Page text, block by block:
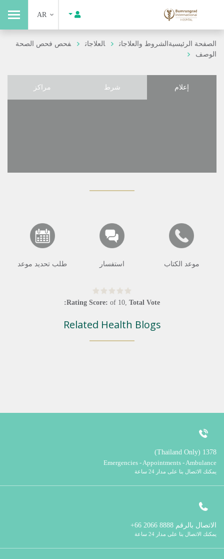
AR
الصفحة الرئيسيةالشروط والعلاجات العلاجات
فحص فحص الصحة
الوصف
إعلام شرط مراكز
موعد الكتاب استفسار طلب تحديد موعد
Rating Score: of 10, Total Vote:
Related Health Blogs
1378 (Thailand Only)
Emergencies - Appointments - Ambulance
يمكنك الاتصال بنا على مدار 24 ساعة
الاتصال بالرقم
يمكنك الاتصال بنا على مدار 24 ساعة